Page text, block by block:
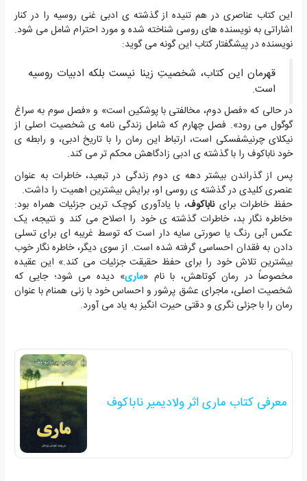
این کتاب عناصری در هم تنیده از گذشته ی ادبی غنی روسیه را در کنار
اشاراتی به نویسنده های روسی شناخته شده و مورد احترام شامل می شود.
نویسنده در پیشگفتار کتاب این گونه می گوید:
قهرمان این کتاب، شخصیتِ زینا نیست بلکه ادبیات روسیه
است.
در حالی که «فصل دوم، مخالفتی با پوشکین است» و «فصل سوم به سراغ
گوگول می رود». فصل چهارم که شامل زندگی نامه ی شخصیت اصلی از
نیکلای چرنیشفسکی است، ارتباط این رمان را با تاریخ ادبی، و رابطه ی
خود ناباکوف را با گذشته ی ادبی زادگاهش محکم تر می کند.
پس از گذراندن بیشتر دهه ی دوم زندگی در تبعید، خاطرات به عنوان
عنصری کلیدی در گذشته ی روسی او، برایش بیشترین اهمیت را داشت.
حفظ خاطرات برایناباکوف، با یادآوری کوچک ترین جزئیات همراه بود:
«خاطره نگار بد، خاطرات گذشته ی خود را اصلاح می کند و نتیجه، یک
عکس آبی رنگ یا صورتی سایه دار است که توسط غریبه ای برای تسلی
دادن به فقدان احساسی گرفته شده است. از سوی دیگر، خاطره نگار خوب
بیشترین تلاش خود را برای حفظ حقیقت جزئیات می کند.» این عقیده
مخصوصاً در رمان کوتاهش، با نام «ماری» دیده می شود؛ جایی که
شخصیت اصلی، ماجرای عشق پرشور و احساس خود با زنی همنام با عنوان
رمان را با جزئی نگری و دقتی حیرت انگیز به یاد می آورد.
معرفی کتاب ماری اثر ولادیمیر ناباکوف